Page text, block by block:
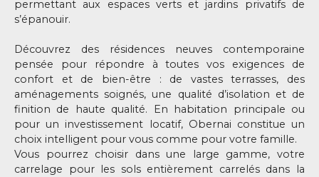
permettant aux espaces verts et jardins privatifs de
s’épanouir.
Découvrez des résidences neuves contemporaine
pensée pour répondre à toutes vos exigences de
confort et de bien-être : de vastes terrasses, des
aménagements soignés, une qualité d’isolation et de
finition de haute qualité. En habitation principale ou
pour un investissement locatif, Obernai constitue un
choix intelligent pour vous comme pour votre famille.
Vous pourrez choisir dans une large gamme, votre
carrelage pour les sols entièrement carrelés dans la